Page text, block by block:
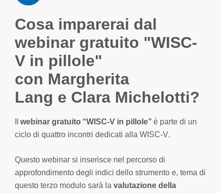
Cosa imparerai dal
webinar gratuito "WISC-
V in pillole"
con Margherita
Lang e Clara Michelotti?
webinar gratuito “WISC-V in pillole” è parte di un
ciclo di quattro incontri dedicati alla WISC-V.
Questo webinar si inserisce nel percorso di
approfondimento degli indici dello strumento e, tema di
questo terzo modulo sarà a valutazione della